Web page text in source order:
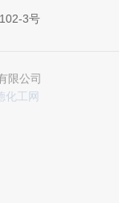
3号
限公司
化工网